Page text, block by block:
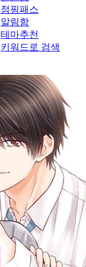
점핑패스
알림함
테마추천
키워드로 검색